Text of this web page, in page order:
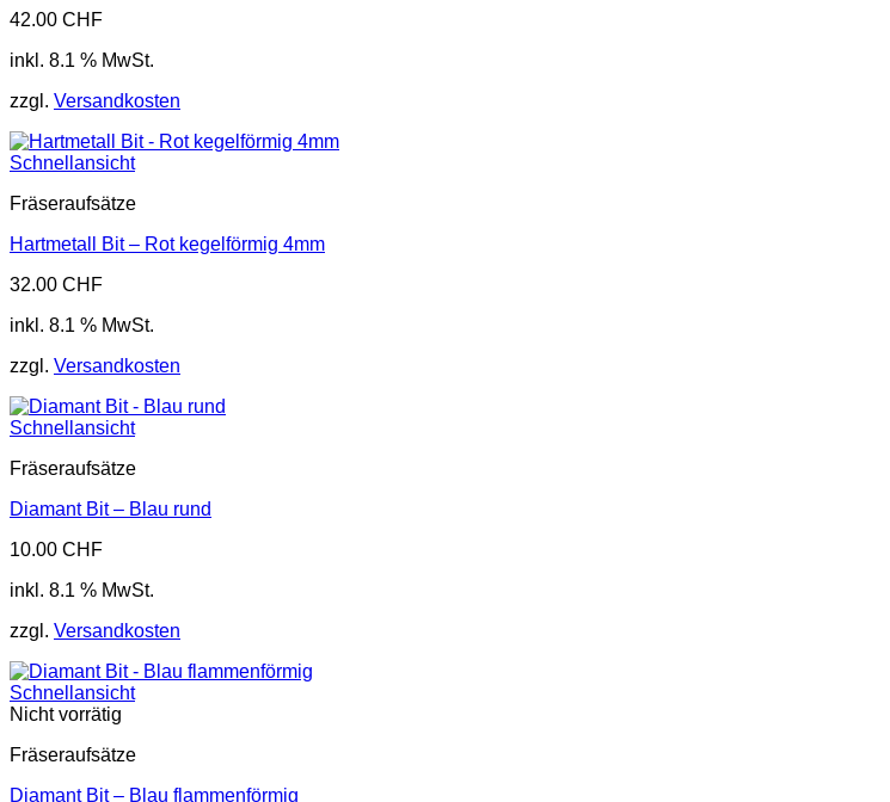
42.00 CHF
inkl. 8.1 % MwSt.
zzgl. Versandkosten
Schnellansicht
Fräseraufsätze
Hartmetall Bit – Rot kegelförmig 4mm
32.00 CHF
inkl. 8.1 % MwSt.
zzgl. Versandkosten
Schnellansicht
Fräseraufsätze
Diamant Bit – Blau rund
10.00 CHF
inkl. 8.1 % MwSt.
zzgl. Versandkosten
Schnellansicht
Nicht vorrätig
Fräseraufsätze
Diamant Bit – Blau flammenförmig